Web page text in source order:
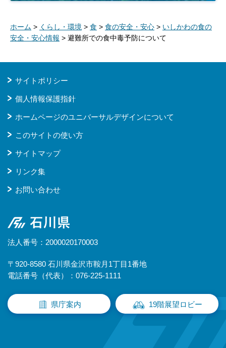
ホーム > くらし・環境 > 食 > 食の安全・安心 > いしかわの食の
安全・安心情報 > 避難所での食中毒予防について
サイトポリシー
個人情報保護指針
ホームページのユニバーサルデザインについて
このサイトの使い方
サイトマップ
リンク集
お問い合わせ
石川県
法人番号：2000020170003
〒920-8580 石川県金沢市鞍月1丁目1番地
電話番号（代表）：076-225-1111
県庁案内 19階展望ロビー